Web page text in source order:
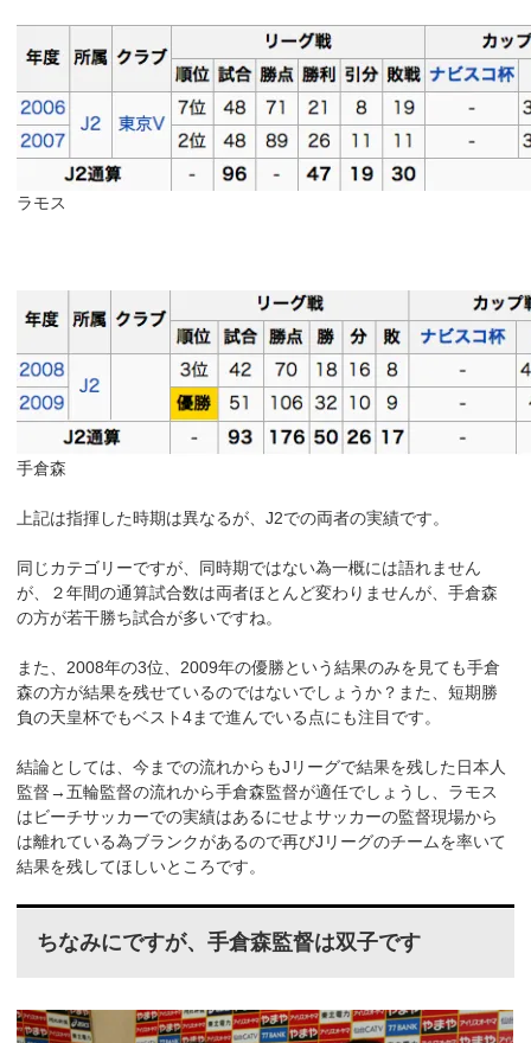
ラモス
手倉森
上記は指揮した時期は異なるが、J2での両者の実績です。
同じカテゴリーですが、同時期ではない為一概には語れません
が、２年間の通算試合数は両者ほとんど変わりませんが、手倉森
の方が若干勝ち試合が多いですね。
また、2008年の3位、2009年の優勝という結果のみを見ても手倉
森の方が結果を残せているのではないでしょうか？また、短期勝
負の天皇杯でもベスト4まで進んでいる点にも注目です。
結論としては、今までの流れからもJリーグで結果を残した日本人
監督→五輪監督の流れから手倉森監督が適任でしょうし、ラモス
はビーチサッカーでの実績はあるにせよサッカーの監督現場から
は離れている為ブランクがあるので再びJリーグのチームを率いて
結果を残してほしいところです。
ちなみにですが、手倉森監督は双子です